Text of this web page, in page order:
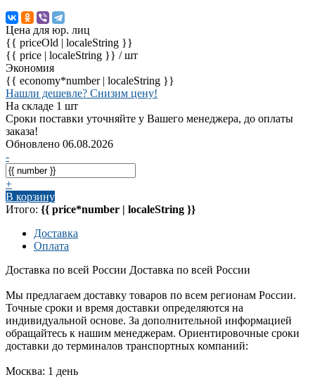
Цена для юр. лиц
{{ priceOld | localeString }}
{{ price | localeString }} / шт
Экономия
{{ economy*number | localeString }}
Нашли дешевле? Снизим цену!
На складе 1 шт
Сроки поставки уточняйте у Вашего менеджера, до оплаты
заказа!
Обновлено 06.08.2026
-
+
В корзину
Итого: {{ price*number | localeString }}
Доставка
Оплата
Доставка по всей России Доставка по всей России
Мы предлагаем доставку товаров по всем регионам России.
Точные сроки и время доставки определяются на
индивидуальной основе. За дополнительной информацией
обращайтесь к нашим менеджерам. Ориентировочные сроки
доставки до терминалов транспортных компаний:
Москва: 1 день